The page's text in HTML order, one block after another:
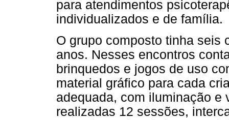
para atendimentos
individualizados e de família.
O grupo composto tinha seis
anos. Nesses encontros
brinquedos e jogos de uso
material gráfico para cada
adequada, com iluminação e
realizadas 12 sessões,